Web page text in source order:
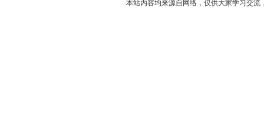
本站内容均来源自网络，仅供大家学习交